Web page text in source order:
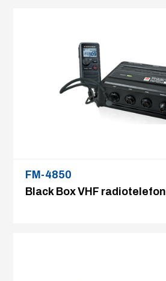
FM-4850
Black Box VHF radiotelefon